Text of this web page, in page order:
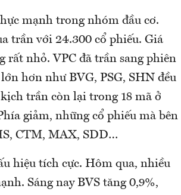
mạnh trong nhóm đầu cơ.
trần với 24.300 cổ phiếu. Giá
rất nhỏ. VPC đã trần sang phiên
hơn như BVG, PSG, SHN đều
trần còn lại trong 18 mã ở
giảm, những cổ phiếu mà bên
CTM, MAX, SDD…
hiệu tích cực. Hôm qua, nhiều
Sáng nay BVS tăng 0,9%,